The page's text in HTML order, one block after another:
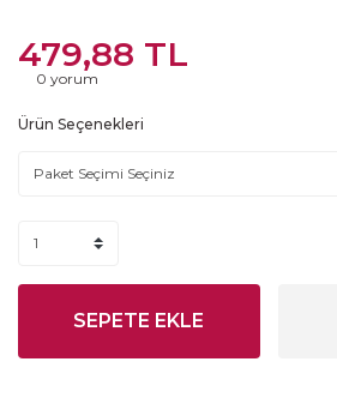
479,88 TL
0 yorum
Ürün Seçenekleri
SEPETE EKLE